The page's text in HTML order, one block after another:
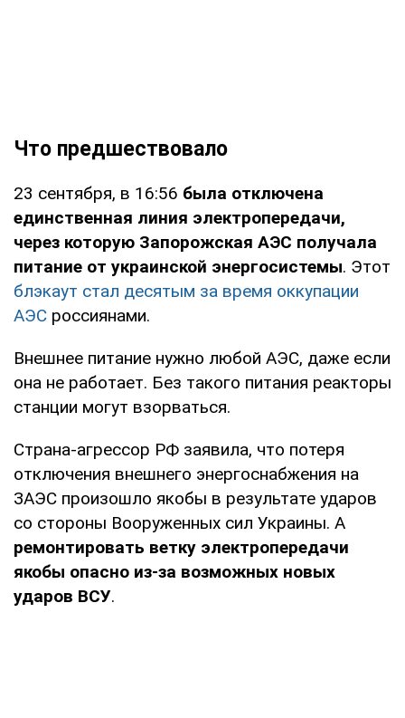
Что предшествовало
23 сентября, в 16:56 была отключена
единственная линия электропередачи,
через которую Запорожская АЭС получала
питание от украинской энергосистемы. Этот
блэкаут стал десятым за время оккупации
АЭС россиянами.
Внешнее питание нужно любой АЭС, даже если
она не работает. Без такого питания реакторы
станции могут взорваться.
Страна-агрессор РФ заявила, что потеря
отключения внешнего энергоснабжения на
ЗАЭС произошло якобы в результате ударов
со стороны Вооруженных сил Украины. А
ремонтировать ветку электропередачи
якобы опасно из-за возможных новых
ударов ВСУ.